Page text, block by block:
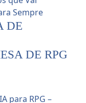
DE
DE RPG